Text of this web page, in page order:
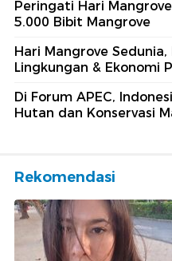
Peringati Hari
5.000 Bibit Mangrove
Hari Mangrove
Lingkungan & Ekonomi
Di Forum APEC,
Hutan dan Konservasi
Rekomendasi